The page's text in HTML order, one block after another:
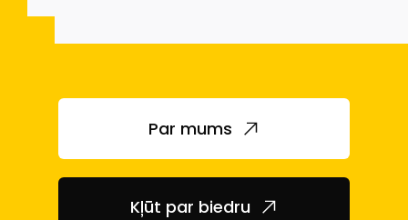
Par mums
Kļūt par biedru